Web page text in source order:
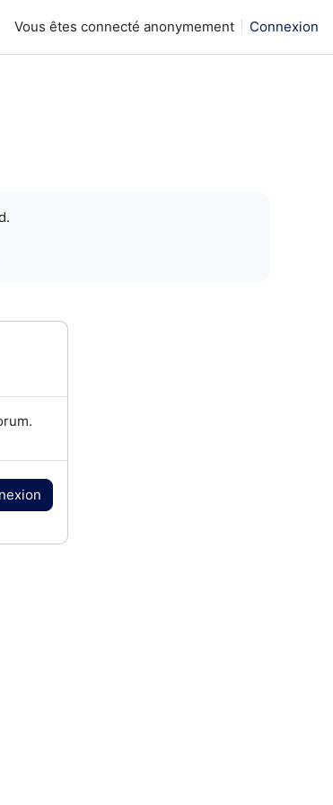
Vous êtes connecté anonymement Connexion